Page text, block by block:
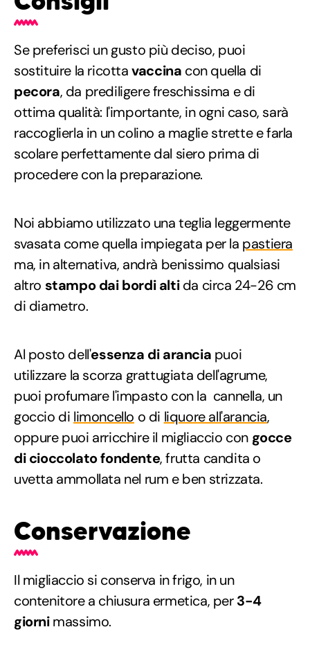
Se preferisci un gusto più deciso, puoi
sostituire la ricottavaccina con quella di
pecora, da prediligere freschissima e di
ottima qualità: l'importante, in ogni caso, sarà
raccoglierla in un colino a maglie strette e farla
scolare perfettamente dal siero prima di
procedere con la preparazione.
Noi abbiamo utilizzato una teglia leggermente
svasata come quella impiegata per la pastiera
ma, in alternativa, andrà benissimo qualsiasi
altro stampo dai bordi altida circa 24-26 cm
di diametro.
Al posto dell'essenza di arancia puoi
utilizzare la scorza grattugiata dell'agrume,
puoi profumare l'impasto con la cannella, un
goccio di limoncello o di liquore all'arancia,
oppure puoi arricchire il migliaccio con gocce
di cioccolato fondente, frutta candita o
uvetta ammollata nel rum e ben strizzata.
Conservazione
Il migliaccio si conserva in frigo, in un
contenitore a chiusura ermetica, per3-4
giornimassimo.